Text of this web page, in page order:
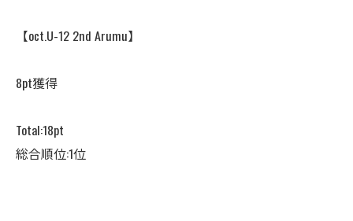
【oct.U-12 2nd Arumu】
8pt獲得
Total:18pt
総合順位:1位